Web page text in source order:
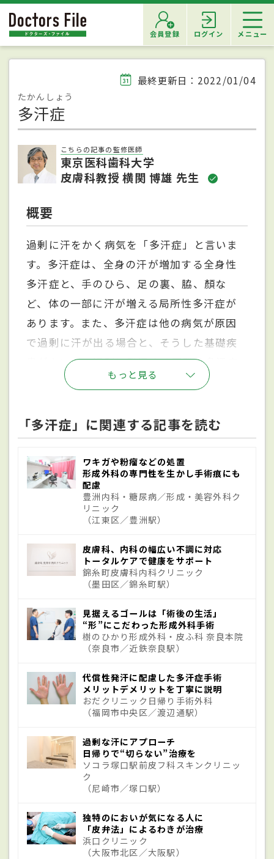
会員登録 ログイン メニュー
最終更新日：2022/01/04
たかんしょう
多汗症
こちらの記事の監修医師
東京医科歯科大学
皮膚科教授 横関 博雄 先生
概要
過剰に汗をかく病気を「多汗症」と言いま
す。多汗症は、全身の汗が増加する全身性
多汗症と、手のひら、足の裏、脇、顏な
ど、体の一部に汗が増える局所性多汗症が
あります。また、多汗症は他の病気が原因
で過剰に汗が出る場合と、そうした基礎疾
患がないのに過剰に発汗する原発性多汗症
に分けられます。厚生労働省の研究班の
に過剰な汗をかく原発性掌蹠多汗症の有病
率は人口の5.3％、脇に過剰な汗をかく原発
性腋窩多汗症は5.7％と非常に多いことがわ
かっています。しかし、これらの患者中で、
医療機関での治療を行っているのは１割程
度と推定されます。
原因
は、感染症、内分泌代謝異常、神経疾患な
どの全身性の病気、外傷や腫瘍などによる
局所的な神経障害などの1症状として出現し
ます。原発性多汗症の原因ははっきりと解
明されたわけではありませんが、脳内の何
らかの異常により、発汗を促す交感神経が
いかと考えられています。これまでの海外お
よび日本の研究報告では、同じ家族内に同
じような症状の人がいるケース（家族内発
症）が多数報告されているため、遺伝性疾
患である可能性が指摘され、原因遺伝子を
探る研究が行われているところです。しか
もっと見る
「多汗症」に関連する記事を読む
ワキガや粉瘤などの処置
形成外科の専門性を生かし手術痕にも
配慮
豊洲内科・糖尿病／形成・美容外科ク
リニック
（江東区／豊洲駅）
皮膚科、内科の幅広い不調に対応
トータルケアで健康をサポート
錦糸町皮膚科内科クリニック
（墨田区／錦糸町駅）
見据えるゴールは「術後の生活」
“形”にこだわった形成外科手術
樹のひかり形成外科・皮ふ科 奈良本院
（奈良市／近鉄奈良駅）
代償性発汗に配慮した多汗症手術
メリットデメリットを丁寧に説明
おだクリニック日帰り手術外科
（福岡市中央区／渡辺通駅）
過剰な汗にアプローチ
日帰りで“切らない”治療を
ソコラ塚口駅前皮フ科スキンクリニッ
ク
（尼崎市／塚口駅）
独特のにおいが気になる人に
「皮弁法」によるわきが治療
浜口クリニック
（大阪市北区／大阪駅）